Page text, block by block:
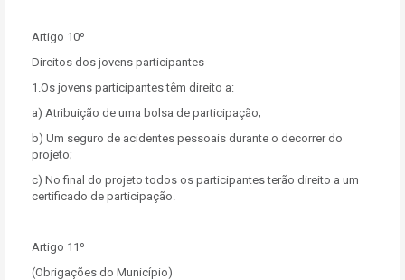
Artigo 10º
Direitos dos jovens participantes
1.Os jovens participantes têm direito a:
a) Atribuição de uma bolsa de participação;
b) Um seguro de acidentes pessoais durante o decorrer do
projeto;
c) No final do projeto todos os participantes terão direito a um
certificado de participação.
Artigo 11º
(Obrigações do Município)